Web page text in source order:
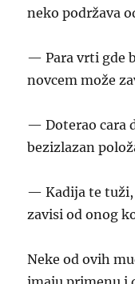
neko podržava
— Para vrti gde
novcem može
— Doterao cara
bezizlazan
— Kadija te tuži,
zavisi od onog
Neke od ovih